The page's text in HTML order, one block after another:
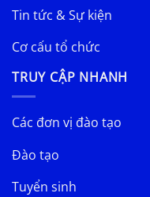
Tin tức & Sự kiện
Cơ cấu tổ chức
TRUY CẬP NHANH
Các đơn vị đào tạo
Đào tạo
Tuyển sinh